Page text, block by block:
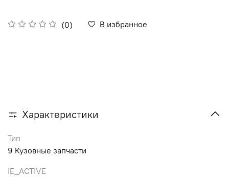
(0) В избранное
Характеристики
Тип
9 Кузовные запчасти
IE_ACTIVE